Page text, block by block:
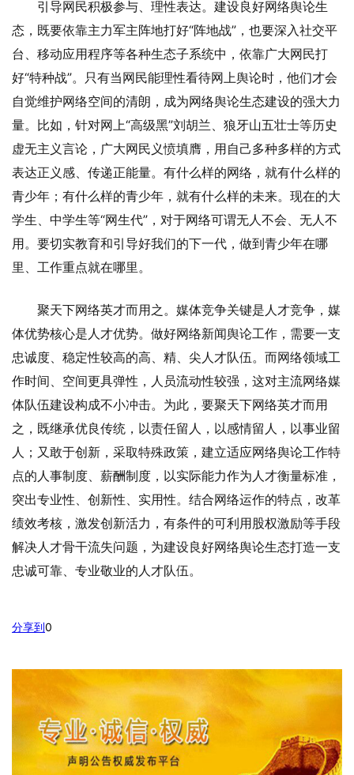
引导网民积极参与、理性表达。建设良好网络舆论生
态，既要依靠主力军主阵地打好“阵地战”，也要深入社交平
台、移动应用程序等各种生态子系统中，依靠广大网民打
好“特种战”。只有当网民能理性看待网上舆论时，他们才会
自觉维护网络空间的清朗，成为网络舆论生态建设的强大力
量。比如，针对网上“高级黑”刘胡兰、狼牙山五壮士等历史
虚无主义言论，广大网民义愤填膺，用自己多种多样的方式
表达正义感、传递正能量。有什么样的网络，就有什么样的
青少年；有什么样的青少年，就有什么样的未来。现在的大
学生、中学生等“网生代”，对于网络可谓无人不会、无人不
用。要切实教育和引导好我们的下一代，做到青少年在哪
里、工作重点就在哪里。
聚天下网络英才而用之。媒体竞争关键是人才竞争，媒
体优势核心是人才优势。做好网络新闻舆论工作，需要一支
忠诚度、稳定性较高的高、精、尖人才队伍。而网络领域工
作时间、空间更具弹性，人员流动性较强，这对主流网络媒
体队伍建设构成不小冲击。为此，要聚天下网络英才而用
之，既继承优良传统，以责任留人，以感情留人，以事业留
人；又敢于创新，采取特殊政策，建立适应网络舆论工作特
点的人事制度、薪酬制度，以实际能力作为人才衡量标准，
突出专业性、创新性、实用性。结合网络运作的特点，改革
绩效考核，激发创新活力，有条件的可利用股权激励等手段
解决人才骨干流失问题，为建设良好网络舆论生态打造一支
忠诚可靠、专业敬业的人才队伍。
分享到0